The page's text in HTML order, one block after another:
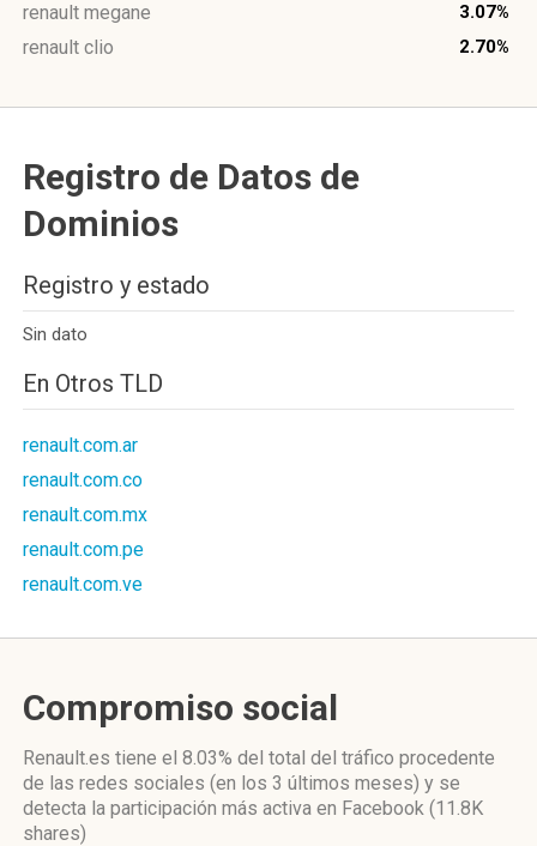
renault megane 3.07%
renault clio 2.70%
Registro de Datos de
Dominios
Registro y estado
Sin dato
En Otros TLD
renault.com.ar
renault.com.co
renault.com.mx
renault.com.pe
renault.com.ve
Compromiso social
Renault.es tiene el 8.03% del total del tráfico procedente
de las redes sociales (en los 3 últimos meses) y se
detecta la participación más activa en Facebook (11.8K
shares)